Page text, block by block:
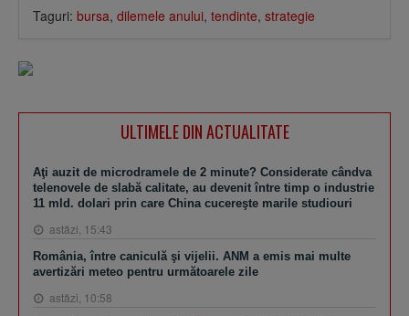
Taguri: bursa, dilemele anului, tendinte, strategie
ULTIMELE DIN ACTUALITATE
Aţi auzit de microdramele de 2 minute? Considerate cândva
telenovele de slabă calitate, au devenit între timp o industrie
11 mld. dolari prin care China cucereşte marile studiouri
astăzi, 15:43
România, între caniculă şi vijelii. ANM a emis mai multe
avertizări meteo pentru următoarele zile
astăzi, 10:58